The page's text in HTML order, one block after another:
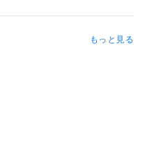
もっと見る